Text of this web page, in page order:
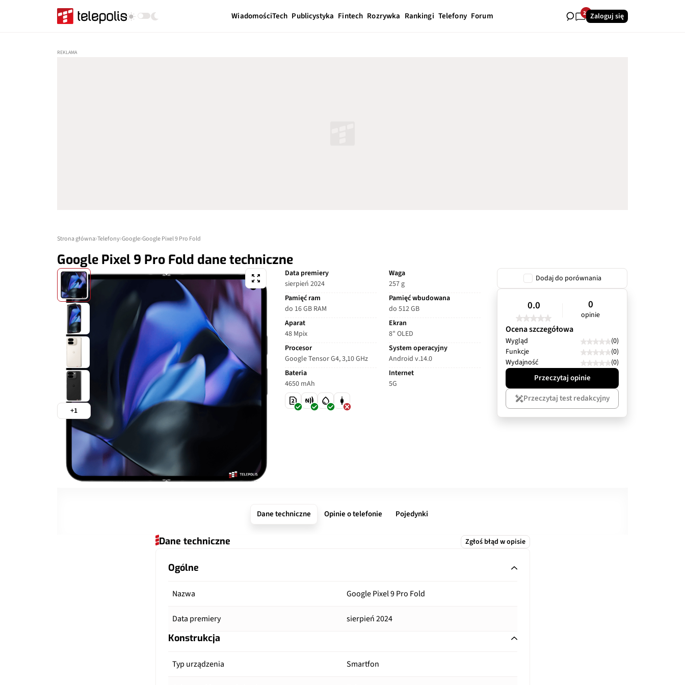
WiadomościTech Publicystyka Fintech Rozrywka Rankingi Telefony Forum 28Zaloguj się
Strona główna Telefony Google Google Pixel 9 Pro Fold
Google Pixel 9 Pro Fold dane techniczne
+1
Data premiery
sierpień 2024
Pamięć ram
do 16 GB RAM
Aparat
48 Mpix
Procesor
Google Tensor G4, 3,10 GHz
Bateria
4650 mAh
Waga
257 g
Pamięć wbudowana
do 512 GB
Ekran
8" OLED
System operacyjny
Android v.14.0
Internet
5G
Dodaj do porównania
0.0 0
opinie
Ocena szczegółowa
Wygląd
(0)
Funkcje
(0)
Wydajność
(0)
Przeczytaj opinie
Przeczytaj test redakcyjny
Dane techniczne Opinie o telefonie Pojedynki
Dane techniczne Zgłoś błąd w opisie
Ogólne
Nazwa Google Pixel 9 Pro Fold
Data premiery sierpień 2024
Konstrukcja
Typ urządzenia Smartfon